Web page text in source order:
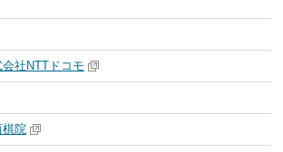
会社NTTドコモ
棋院